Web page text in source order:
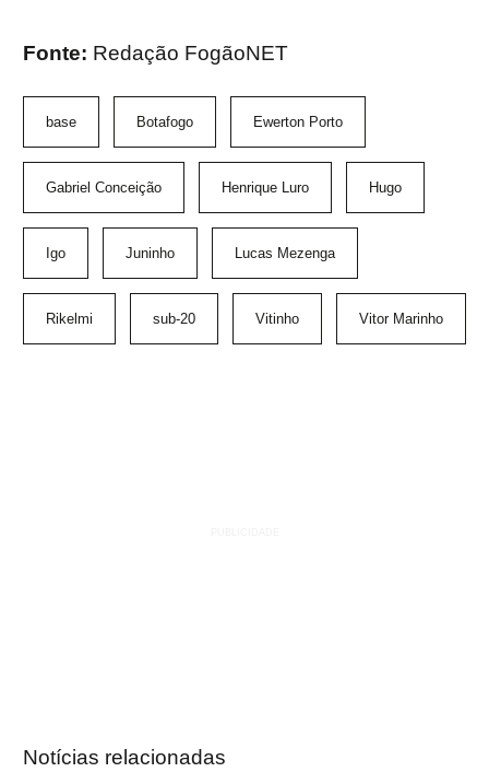
Fonte: Redação FogãoNET
base Botafogo Ewerton Porto
Gabriel Conceição Henrique Luro Hugo
Igo Juninho Lucas Mezenga
Rikelmi sub-20 Vitinho Vitor Marinho
Notícias relacionadas